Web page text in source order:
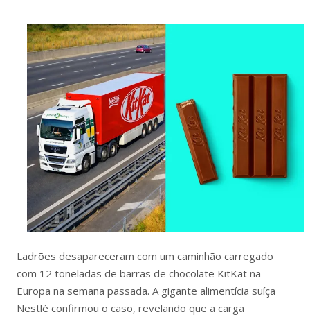
Ladrões desapareceram com um caminhão carregado
com 12 toneladas de barras de chocolate KitKat na
Europa na semana passada. A gigante alimentícia suíça
Nestlé confirmou o caso, revelando que a carga